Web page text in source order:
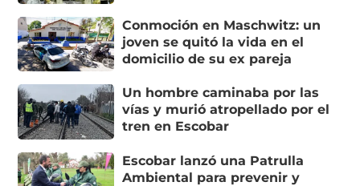
Conmoción en Maschwitz: un
joven se quitó la vida en el
domicilio de su ex pareja
Un hombre caminaba por las
vías y murió atropellado por el
tren en Escobar
Escobar lanzó una Patrulla
Ambiental para prevenir y